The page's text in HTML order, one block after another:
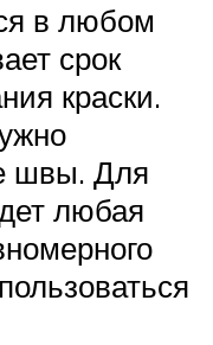
в любом
срок
краски.
швы. Для
любая